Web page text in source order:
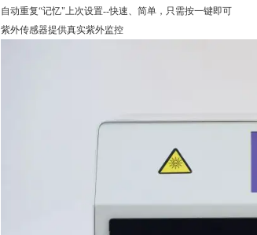
自动重复“记忆"上次设置--快速、简单，只需按一键即可
紫外传感器提供真实紫外监控